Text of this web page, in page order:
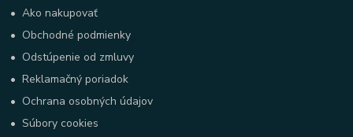
•Ako nakupovať
• Obchodné podmienky
• Odstúpenie od zmluvy
•Reklamačný poriadok
• Ochrana osobných údajov
•Súbory cookies